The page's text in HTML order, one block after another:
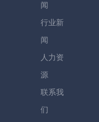
闻
行业新
闻
人力资
源
联系我
们